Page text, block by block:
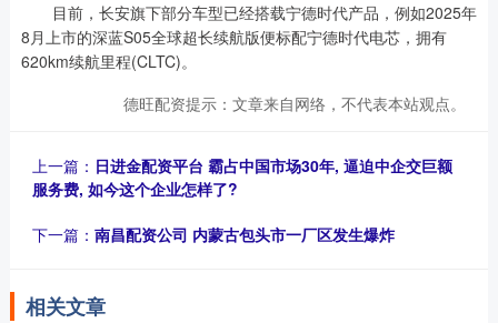
目前，长安旗下部分车型已经搭载宁德时代产品，例如2025年
8月上市的深蓝S05全球超长续航版便标配宁德时代电芯，拥有
620km续航里程(CLTC)。
德旺配资提示：文章来自网络，不代表本站观点。
上一篇： 日进金配资平台 霸占中国市场30年, 逼迫中企交巨额
服务费, 如今这个企业怎样了?
下一篇： 南昌配资公司 内蒙古包头市一厂区发生爆炸
相关文章